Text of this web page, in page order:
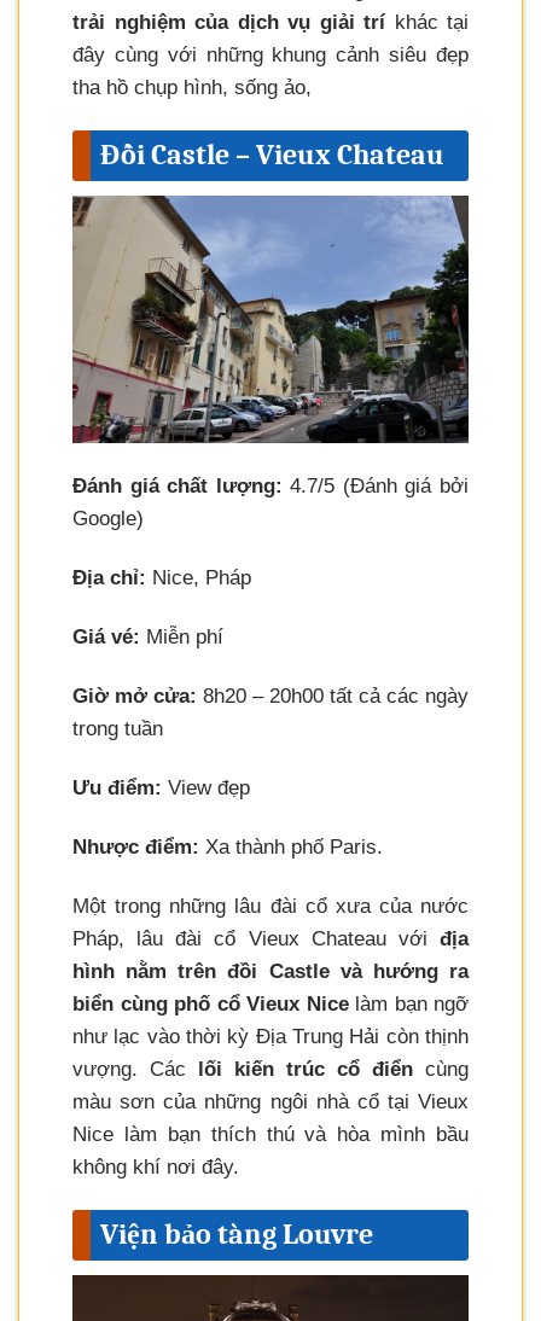
trải nghiệm của dịch vụ giải trí khác tại
đây cùng với những khung cảnh siêu đẹp
tha hồ chụp hình, sống ảo,
Đồi Castle – Vieux Chateau
Đánh giá chất lượng: 4.7/5 (Đánh giá bởi
Google)
Địa chỉ: Nice, Pháp
Giá vé: Miễn phí
Giờ mở cửa: 8h20 – 20h00 tất cả các ngày
trong tuần
Ưu điểm: View đẹp
Nhược điểm: Xa thành phố Paris.
Một trong những lâu đài cổ xưa của nước
Pháp, lâu đài cổ Vieux Chateau với địa
hình nằm trên đồi Castle và hướng ra
biển cùng phố cổ Vieux Nicelàm bạn ngỡ
như lạc vào thời kỳ Địa Trung Hải còn thịnh
vượng. Các
lối kiến trúc cổ điển cùng
màu sơn của những ngôi nhà cổ tại Vieux
Nice làm bạn thích thú và hòa mình bầu
không khí nơi đây.
Viện bảo tàng Louvre